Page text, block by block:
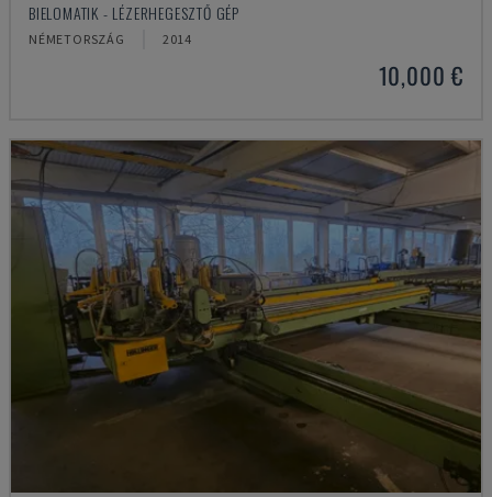
BIELOMATIK - LÉZERHEGESZTŐ GÉP
NÉMETORSZÁG 2014
10,000 €